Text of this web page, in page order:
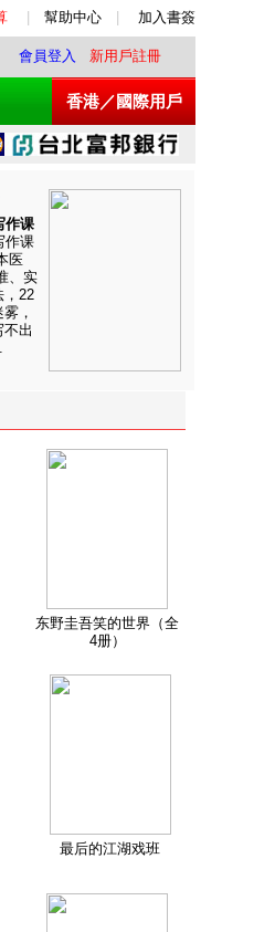
幫助中心 加入書簽
會員登入 新用戶註冊
香港／國際用戶
作课
作课
医
、实
，22
，
出
东野圭吾笑的世界（全
4册）
最后的江湖戏班